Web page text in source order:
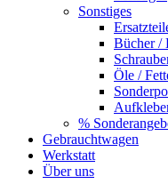
Sonstiges
Bücher /
Öle /
%
Gebrauchtwagen
Werkstatt
Über uns